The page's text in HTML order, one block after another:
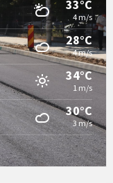
33°C
4 m/s
28°C
4 m/s
34°C
1 m/s
30°C
3 m/s